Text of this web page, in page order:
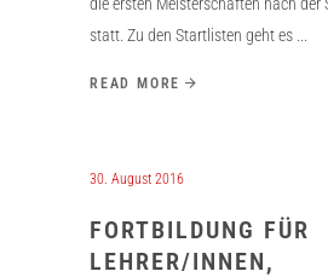
statt. Zu den Startlisten geht es
READ MORE
30. August 2016
FORTBILDUNG FÜR
LEHRER/INNEN,